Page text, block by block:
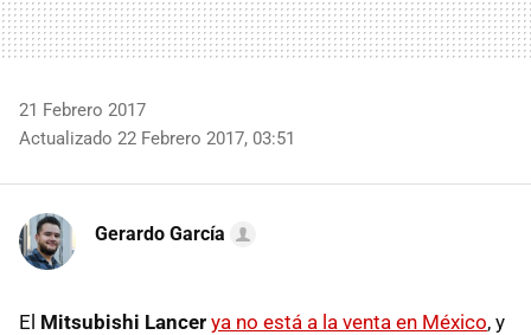
21 Febrero 2017
Actualizado 22 Febrero 2017, 03:51
Gerardo García
El Mitsubishi Lancer ya no está a la venta en México, y